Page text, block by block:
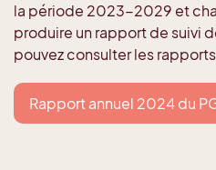
la période 2023-2029 et
produire un rapport de suivi
pouvez consulter les
Rapport annuel 2024 du